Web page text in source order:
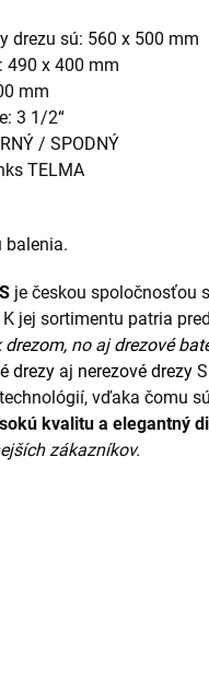
drezu sú: 560 x 500 mm
490 x 400 mm
mm
3 1/2“
/ SPODNÝ
TELMA
balenia.
je českou spoločnosťou
jej sortimentu patria
drezom, no ajdrezové
drezy aj nerezové drezy
vďaka čomu
kvalitu a elegantný
zákazníkov.